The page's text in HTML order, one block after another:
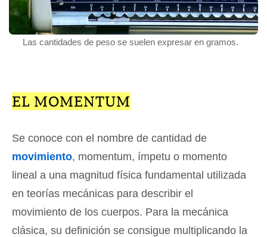
Las cantidades de peso se suelen expresar en gramos.
EL MOMENTUM
Se conoce con el nombre de cantidad de
movimiento, momentum, ímpetu o momento
lineal a una magnitud física fundamental utilizada
en teorías mecánicas para describir el
movimiento de los cuerpos. Para la mecánica
clásica, su definición se consigue multiplicando la